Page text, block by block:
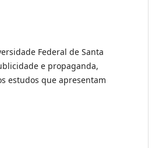
Federal de Santa
e propaganda,
estudos que apresentam